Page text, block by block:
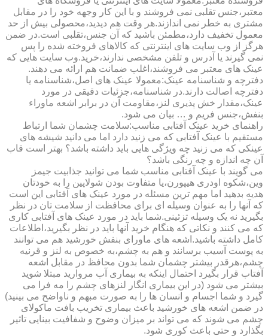
معتبر،جنس تقلبی نمی فروشند و با این کار وجهه خود را در مقابل
مشتری به خطر نمی اندازند.هر وقت هم دیدید،محصولی بیش از حد
معمول تخفیف دارد،مطمئن باشید که آن جنس،تقلبی است.در ضمن
هرگز از وب سایت های اینترنتی که کالاهای فروخته شده را پس
نمی گیرند یا آدرس و تلفن مشخصی ندارند،خرید.وب سایت هایی که
عینک های معتبر می فروشند،اغلب ضمانت هم ارائه می دهند.
دفترچه و شناسنامه عینک:معمولا عینک های اصل،شناسنامه یا
دفترچه اصالت دارند.در شناسنامه،جزئیات دقیقی در مورد
عینک،مقدار خش پذیری لنز،مقاومت آن در برابر اشعه ماوراء
بنفش،جنس فریم و … بیان می شود.
راهنمای خرید عینک آفتابی مناسب:سلامت چشمان شما ارتباط
مستقیم با عینک آفتابی که می زنید دارد اما می دانید شیشه های
عینکی که می زنید چه ویژگی هایی باید داشته باشد؟ بهتر است قاب
آن چه اندازه و چه رنگی باشد؟
می گویند با عینک آفتابی مناسب شما می توانید جذابیت جیمز
وین،شکوه اودری هیپورن،یا متفاوت بودن شولاپین را به خودتان
هدیه بدهید اما مهم ترین مسئله در مورد عینک های آفتابی این است
که آنها را به عنوان وسیله ای برای محافظت از سلامت تان در نظر
بگیرید نه یک وسیله تزئینی.شما باید در مورد عینک های آفتابی کاری
که می کنند و نکاتی که هنگام خرید آنها باید در نظر بگیرید،اطلاعات
کامل داشته باشید.اشعه های ماورای بنفش خورشید هم می توانند
به پوست آسیب برسانند و هم به چشم،به خصوص به لنز و قرنیه
چشم،هرقدر بیشتر چشمان شما بدون محافظ در مقابل اشعه
آفتاب قرار بگیرد احتمال اینکه به بیماری آب مروارید مبتلا شوید
بیشتر می شود (در این بیماری انگار لنزهای چشم را مه فرا می
گیرد و شما اجسام و انسان ها را به صورت مبهم و ناواضح می بینید)
در ضمن اشعه های خورشید باعث بیماری تخریب بافت ماکولای
چشم می شوند که می تواند بر میزان وضوح و شفافیت بینایی تاثیر
بگذارد و حتی باعث کوری شود.